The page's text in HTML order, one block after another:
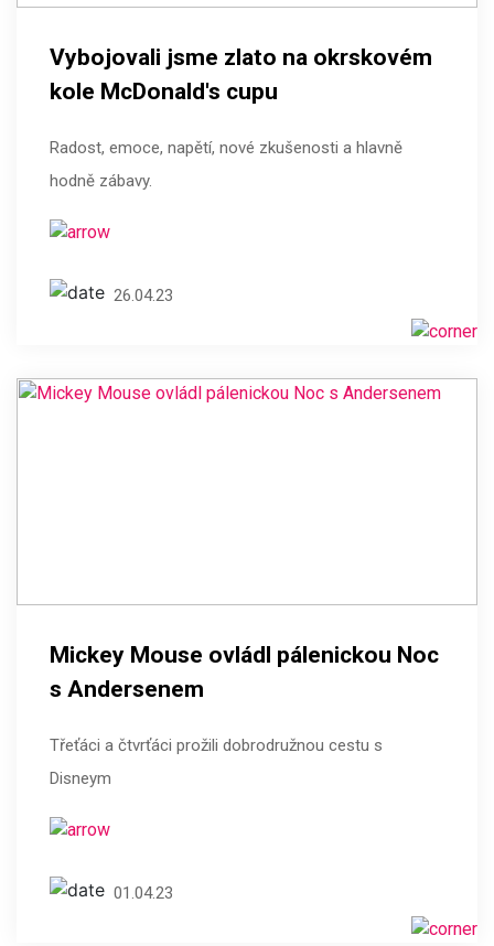
Vybojovali jsme zlato na okrskovém
kole McDonald's cupu
Radost, emoce, napětí, nové zkušenosti a hlavně
hodně zábavy.
26.04.23
Mickey Mouse ovládl pálenickou Noc
s Andersenem
Třeťáci a čtvrťáci prožili dobrodružnou cestu s
Disneym
01.04.23